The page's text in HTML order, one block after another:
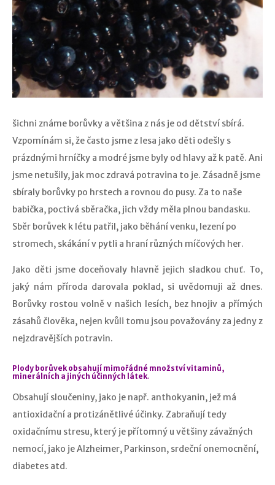
šichni známe borůvky a většina z nás je od dětství sbírá.
Vzpomínám si, že často jsme z lesa jako děti odešly s
prázdnými hrníčky a modré jsme byly od hlavy až k patě. Ani
jsme netušily, jak moc zdravá potravina to je. Zásadně jsme
sbíraly borůvky po hrstech a rovnou do pusy. Za to naše
babička, poctivá sběračka, jich vždy měla plnou bandasku.
Sběr borůvek k létu patřil, jako běhání venku, lezení po
stromech, skákání v pytli a hraní různých míčových her.
Jako děti jsme doceňovaly hlavně jejich sladkou chuť. To,
jaký nám příroda darovala poklad, si uvědomuji až dnes.
Borůvky rostou volně v našich lesích, bez hnojiv a přímých
zásahů člověka, nejen kvůli tomu jsou považovány za jedny z
nejzdravějších potravin.
Plody borůvek obsahují mimořádné množství vitaminů,
minerálních a jiných účinných látek.
Obsahují sloučeniny, jako je např. anthokyanin, jež má
antioxidační a protizánětlivé účinky. Zabraňují tedy
oxidačnímu stresu, který je přítomný u většiny závažných
nemocí, jako je Alzheimer, Parkinson, srdeční onemocnění,
diabetes atd.